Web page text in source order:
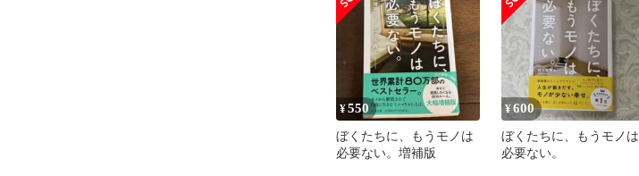
¥550
ぼくたちに、もうモノは
必要ない。増補版
¥600
ぼくたちに、もうモノは
必要ない。